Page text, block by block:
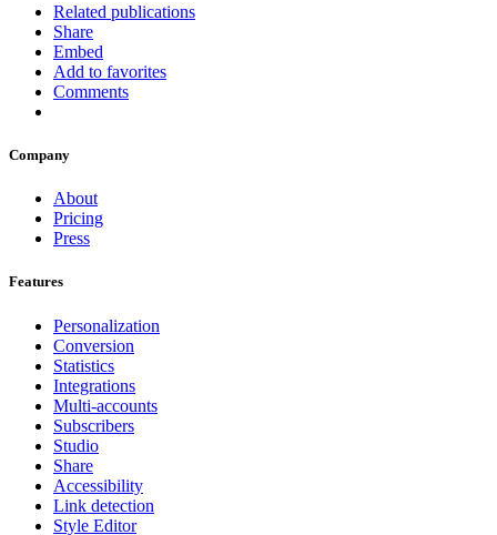
Related publications
Share
Embed
Add to favorites
Comments
Company
About
Pricing
Press
Features
Personalization
Conversion
Statistics
Integrations
Multi-accounts
Subscribers
Studio
Share
Accessibility
Link detection
Style Editor